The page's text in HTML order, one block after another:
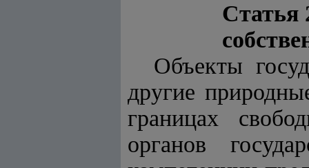
Статья
Объекты
другие
границах
органов